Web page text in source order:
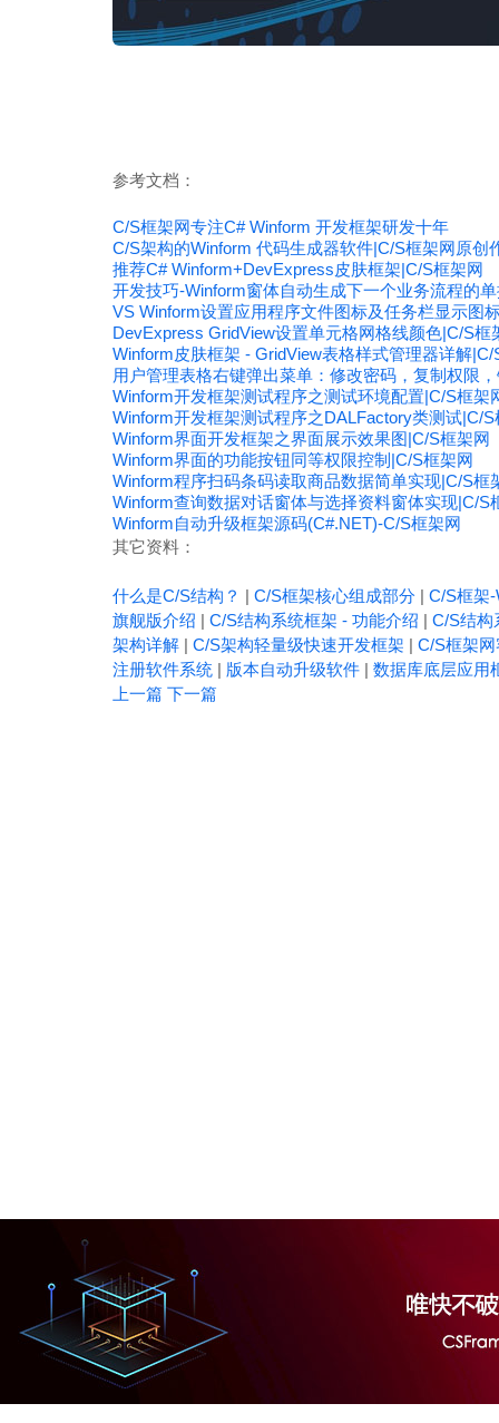
参考文档：
C/S框架网专注C# Winform 开发框架研发十年
C/S架构的Winform 代码生成器软件|C/S框架网原创
推荐C# Winform+DevExpress皮肤框架|C/S框架网
开发技巧-Winform窗体自动生成下一个业务流程的
VS Winform设置应用程序文件图标及任务栏显示图
DevExpress GridView设置单元格网格线颜色|C/S框
Winform皮肤框架 - GridView表格样式管理器详解|C/
用户管理表格右键弹出菜单：修改密码，复制权限
Winform开发框架测试程序之测试环境配置|C/S框架
Winform开发框架测试程序之DALFactory类测试|C/S
Winform界面开发框架之界面展示效果图|C/S框架网
Winform界面的功能按钮同等权限控制|C/S框架网
Winform程序扫码条码读取商品数据简单实现|C/S框
Winform查询数据对话窗体与选择资料窗体实现|C/S
Winform自动升级框架源码(C#.NET)-C/S框架网
其它资料：
什么是C/S结构？ | C/S框架核心组成部分 | C/S框架
旗舰版介绍 | C/S结构系统框架 - 功能介绍 | C/S结构
架构详解 | C/S架构轻量级快速开发框架 | C/S框架
注册软件系统 | 版本自动升级软件 | 数据库底层应用
上一篇 下一篇